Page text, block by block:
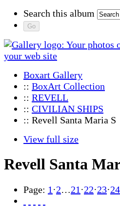
Search this album
Boxart Gallery
:: BoxArt Collection
:: REVELL
:: CIVILIAN SHIPS
:: Revell Santa Maria S
View full size
Revell Santa
Page: 1 ·2…21 ·22·23·24